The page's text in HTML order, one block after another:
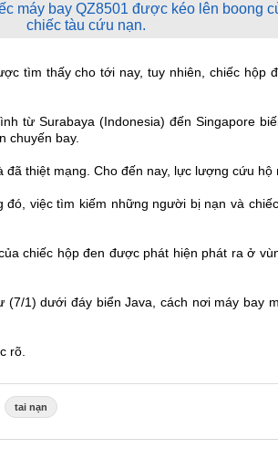
máy bay QZ8501 được kéo lên boong
chiếc tàu cứu nạn.
tìm thấy cho tới nay, tuy nhiên, chiếc hộp
từ Surabaya (Indonesia) đến Singapore
chuyến bay.
thiệt mạng. Cho đến nay, lực lượng cứu hộ
việc tìm kiếm những người bị nạn và
chiếc hộp đen được phát hiện phát ra ở
1) dưới đáy biển Java, cách nơi máy bay
rõ.
tai nạn